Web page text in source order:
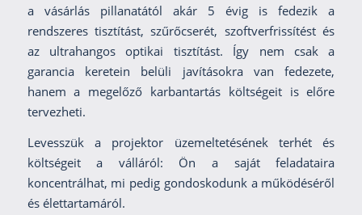
a vásárlás pillanatától akár 5 évig is fedezik a
rendszeres tisztítást, szűrőcserét, szoftverfrissítést és
az ultrahangos optikai tisztítást. Így nem csak a
garancia keretein belüli javításokra van fedezete,
hanem a megelőző karbantartás költségeit is előre
tervezheti.
Levesszük a projektor üzemeltetésének terhét és
költségeit a válláról: Ön a saját feladataira
koncentrálhat, mi pedig gondoskodunk a működéséről
és élettartamáról.